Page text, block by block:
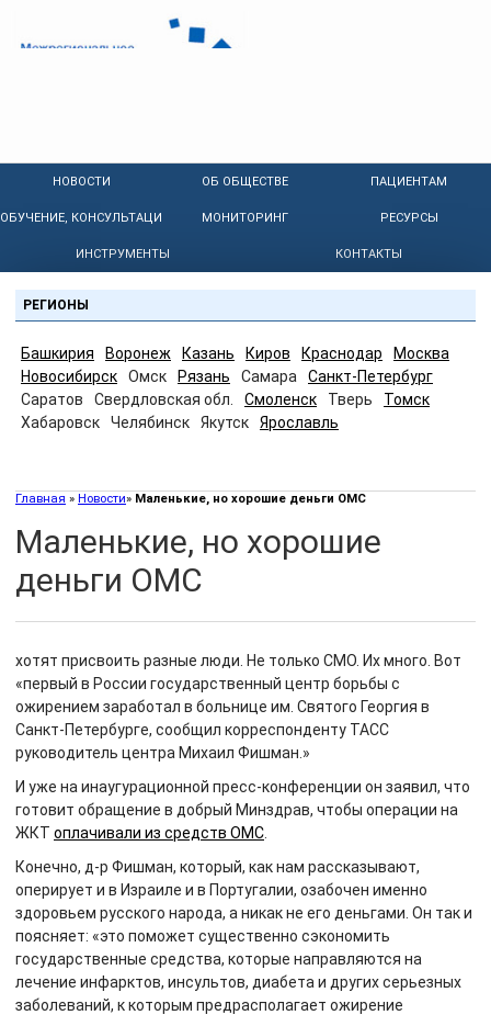
НОВОСТИ ОБ ОБЩЕСТВЕ ПАЦИЕНТАМ
ОБУЧЕНИЕ, КОНСУЛЬТАЦИИ МОНИТОРИНГ РЕСУРСЫ
ИНСТРУМЕНТЫ КОНТАКТЫ
РЕГИОНЫ
Башкирия Воронеж Казань Киров Краснодар
Москва
Новосибирск
Омск Рязань Самара
Санкт-Петербург
Саратов
Свердловская обл. Смоленск Тверь
Томск
Хабаровск
Челябинск Якутск Ярославль
Главная » Новости» Маленькие, но хорошие деньги ОМС
Маленькие, но хорошие
деньги ОМС
хотят присвоить разные люди. Не только СМО. Их много. Вот
«первый в России государственный центр борьбы с
ожирением заработал в больнице им. Святого Георгия в
Санкт-Петербурге, сообщил корреспонденту ТАСС
руководитель центра Михаил Фишман.»
И уже на инаугурационной пресс-конференции он заявил, что
готовит обращение в добрый Минздрав, чтобы операции на
ЖКТ оплачивали из средств ОМС
Конечно, д-р Фишман, который, как нам рассказывают,
оперирует и в Израиле и в Португалии, озабочен именно
здоровьем русского народа, а никак не его деньгами. Он так и
поясняет: «это поможет существенно сэкономить
государственные средства, которые направляются на
лечение инфарктов, инсультов, диабета и других серьезных
заболеваний, к которым предрасполагает ожирение